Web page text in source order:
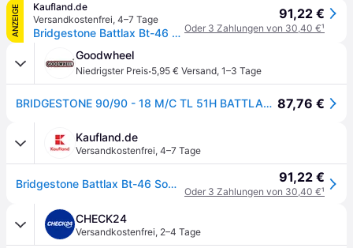
ANZEIGE
Kaufland.de
Versandkostenfrei, 4–7 Tage
Bridgestone Battlax Bt-46 Sommerreifen 90/90 18 51H Motorradreifen Tourensport Reifen
91,22 €
Oder 3 Zahlungen von 30,40 €¹
Goodwheel
Niedrigster Preis·5,95 € Versand, 1–3 Tage
BRIDGESTONE 90/90 - 18 M/C TL 51H BATTLAX BT46 87,76 €
Kaufland.de
Versandkostenfrei, 4–7 Tage
Bridgestone Battlax Bt-46 Sommerreifen 90/90 18 51H Motorradreifen Tourensport Reifen 91,22 €
Oder 3 Zahlungen von 30,40 €¹
CHECK24
Versandkostenfrei, 2–4 Tage